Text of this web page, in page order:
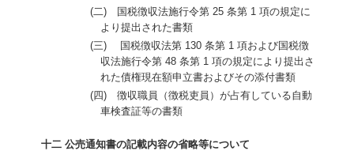
(二) 国税徴収法施行令第 25 条第 1 項の規定に
より提出された書類
(三) 国税徴収法第 130 条第 1 項および国税徴
収法施行令第 48 条第 1 項の規定により提出さ
れた債権現在額申立書およびその添付書類
(四) 徴収職員（徴税吏員）が占有している自動
車検査証等の書類
十二 公売通知書の記載内容の省略等について